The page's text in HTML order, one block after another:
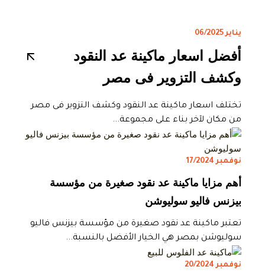
يناير 06/2025
أفضل اسعار ماكينة عد النقود
وكشف التزوير فى مصر
تختلف اسعار ماكينة عد النقود وكشف التزوير فى مصر
من مكان لآخر بناء على مجموعة...
نوفمبر 17/2024
أهم مزايا ماكينة عد نقود صغيرة من مؤسسة
بيزنس فاليو سوليوشن
تعتبر ماكينة عد نقود صغيرة من مؤسسة بيزنس فاليو
سوليوشن بمصر هي الخيار الأفضل بالنسبة...
نوفمبر 20/2024